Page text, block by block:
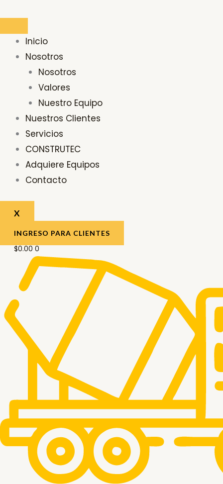
contenido
Inicio
Nosotros
Nosotros
Valores
Nuestro Equipo
Nuestros Clientes
Servicios
CONSTRUTEC
Adquiere Equipos
Contacto
X
INGRESO PARA CLIENTES
$0.00 0